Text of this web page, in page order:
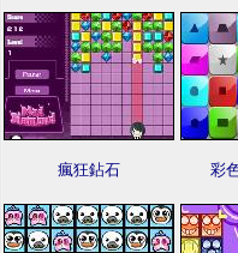
瘋狂鉆石 彩